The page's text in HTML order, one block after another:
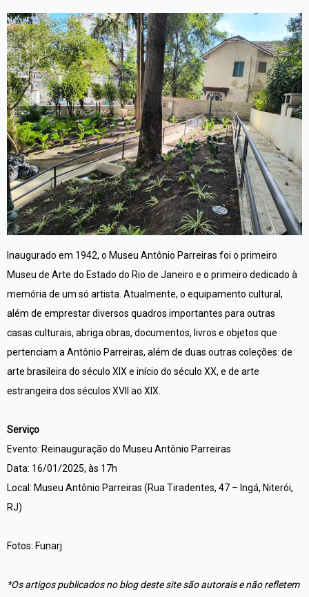
Inaugurado em 1942, o Museu Antônio Parreiras foi o primeiro
Museu de Arte do Estado do Rio de Janeiro e o primeiro dedicado à
memória de um só artista. Atualmente, o equipamento cultural,
além de emprestar diversos quadros importantes para outras
casas culturais, abriga obras, documentos, livros e objetos que
pertenciam a Antônio Parreiras, além de duas outras coleções: de
arte brasileira do século XIX e início do século XX, e de arte
estrangeira dos séculos XVII ao XIX.
Serviço
Evento: Reinauguração do Museu Antônio Parreiras
Data: 16/01/2025, às 17h
Local: Museu Antônio Parreiras (Rua Tiradentes, 47 – Ingá, Niterói,
RJ)
Fotos: Funarj
*Os artigos publicados no blog deste site são autorais e não refletem